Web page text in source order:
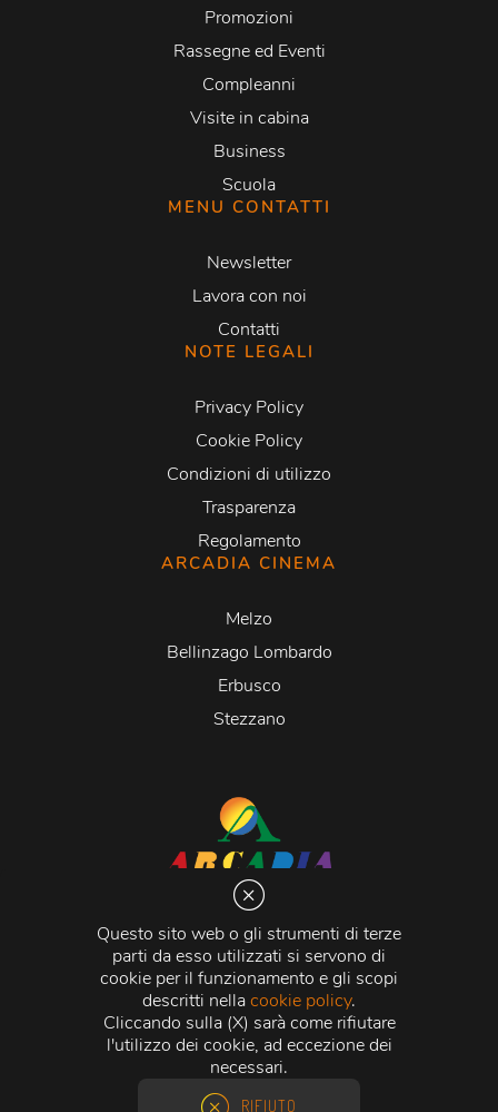
Questo sito web o gli strumenti di terze
parti da esso utilizzati si servono di
cookie per il funzionamento e gli scopi
descritti nellacookie policy.
Cliccando sulla (X) sarà come rifiutare
l'utilizzo dei cookie, ad eccezione dei
necessari.
RIFIUTO
Promozioni
Rassegne ed Eventi
Compleanni
Visite in cabina
Business
Scuola
MENU CONTATTI
Newsletter
Lavora con noi
Contatti
NOTE LEGALI
Privacy Policy
Cookie Policy
Condizioni di utilizzo
Trasparenza
Regolamento
ARCADIA CINEMA
Melzo
Bellinzago Lombardo
Erbusco
Stezzano
Via Martiri della Libertà 20066 Melzo (MI)
C.C.I.A.A. - R.E.A di Milano n. 1427910
Registro delle Imprese di Milano n. 338392 -
Fiscale e Partita Iva11015840157 | Capitale Sociale
500.000,00 i.v.
Credits:Crea Informatica S.r.l. 2026 © Tutti i diritti
riservati.